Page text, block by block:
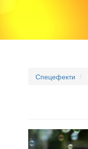
Спецефекти